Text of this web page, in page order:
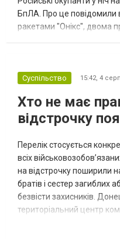
БпЛА. Про це повідомили
ракетами "Онікс", двома
Суспільство 15:42, 4
Хто не має
відстрочку
Перелік стосується
всіх
на відстрочку поширили
братів і сестер загиблих
безвісти захисників.
територіальний центр